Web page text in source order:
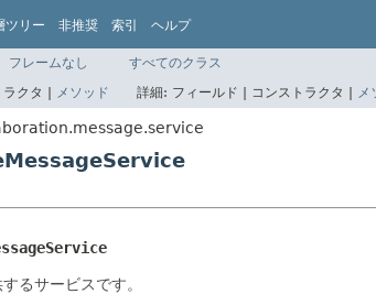
ツリー 非推奨 索引 ヘルプ
フレームなし
すべてのクラス
ラクタ | メソッド 詳細: フィールド | コンストラクタ | メ
るサービスです。